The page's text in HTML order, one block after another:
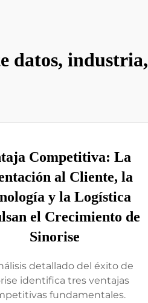
datos, industria,
Competitiva: La
al Cliente, la
y la Logística
el Crecimiento de
Sinorise
detallado del éxito de
identifica tres ventajas
fundamentales.